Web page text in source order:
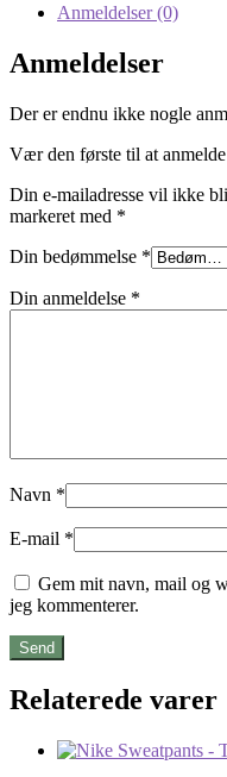
Anmeldelser (0)
Anmeldelser
Der er endnu ikke nogle
Vær den første til at
Din e-mailadresse vil ikke
markeret med *
Din bedømmelse *
Din anmeldelse *
Navn *
E-mail *
Gem mit navn, mail og
jeg kommenterer.
Relaterede varer